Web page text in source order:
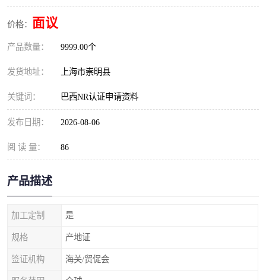
价格： 面议
产品数量： 9999.00个
发货地址： 上海市崇明县
关键词： 巴西NR认证申请资料
发布日期： 2026-08-06
阅 读 量： 86
产品描述
加工定制 是
规格 产地证
签证机构 海关/贸促会